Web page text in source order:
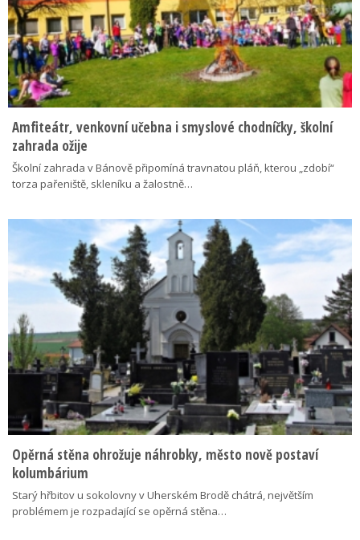
Amfiteátr, venkovní učebna i smyslové chodníčky, školní
zahrada ožije
Školní zahrada v Bánově připomíná travnatou pláň, kterou „zdobí“
torza pařeniště, skleníku a žalostně…
Opěrná stěna ohrožuje náhrobky, město nově postaví
kolumbárium
Starý hřbitov u sokolovny v Uherském Brodě chátrá, největším
problémem je rozpadající se opěrná stěna…